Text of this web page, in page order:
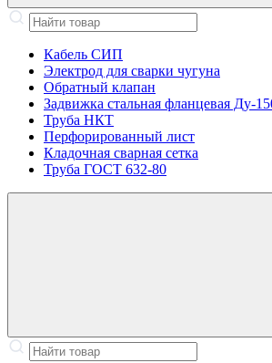
Кабель СИП
Электрод для сварки чугуна
Обратный клапан
Задвижка стальная фланцевая Ду-
Труба НКТ
Перфорированный лист
Кладочная сварная сетка
Труба ГОСТ 632-80